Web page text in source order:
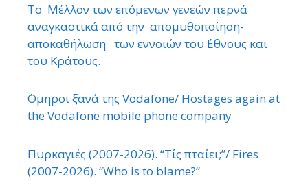
Το Μέλλον των επόμενων γενεών περνά
αναγκαστικά από την απομυθοποίηση-
αποκαθήλωση των εννοιών του ΄Εθνους και
του Κράτους.
΄Ομηροι ξανά της Vodafone/ Hostages again at
the Vodafone mobile phone company
Πυρκαγιές (2007-2026). “Τίς πταίει;”/ Fires
(2007-2026). “Who is to blame?”